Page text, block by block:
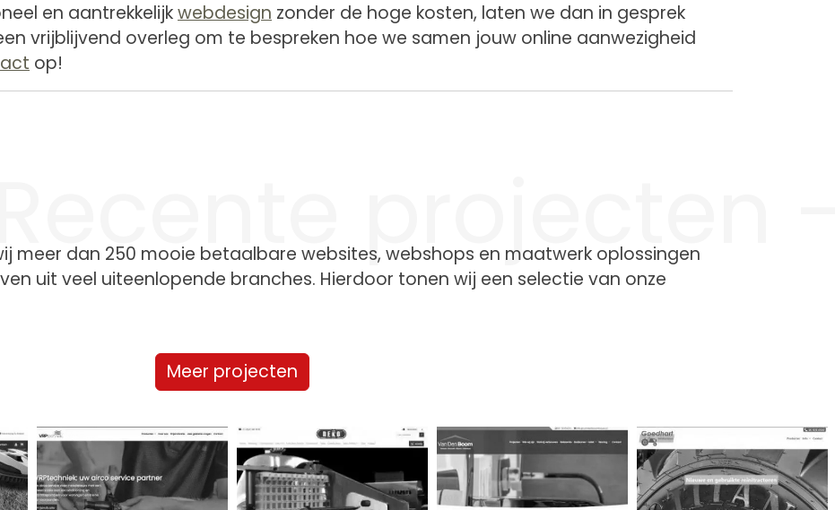
en aantrekkelijkwebdesign zonder de hoge kosten, laten we dan in gesprek
vrijblijvend overleg om te bespreken hoe we samen jouw online aanwezigheid
op!
projecten
meer dan 250 mooie betaalbare websites, webshops en maatwerk oplossingen
uit veel uiteenlopende branches. Hierdoor tonen wij een selectie van onze
Meer projecten